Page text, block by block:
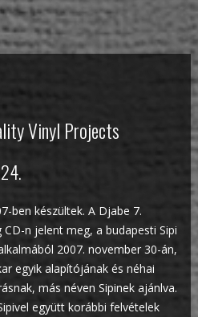
Vinyl Projects
ben készültek. A Djabe 7.
n jelent meg, a budapesti Sipi
2007. november 30-án,
egyik alapítójának és néhai
más néven Sipinek ajánlva.
együtt korábbi felvételek